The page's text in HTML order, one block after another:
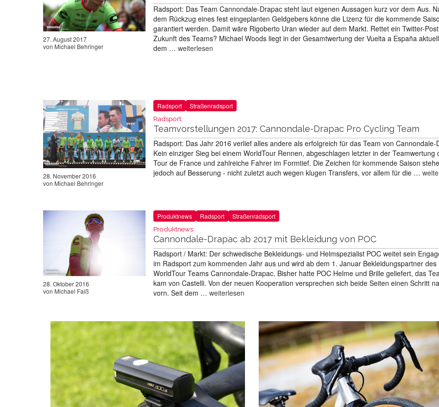
27. August 2017
von Michael Behringer
Radsport: Das Team Cannondale-Drapac steht laut eigenen Aussagen kurz vor dem Aus.
dem Rückzug eines fest eingeplanten Geldgebers könne die Lizenz für die kommende
garantiert werden. Damit wäre Rigoberto Uran wieder auf dem Markt. Rettet ein Twitter-
Zukunft des Teams? Michael Woods liegt in der Gesamtwertung der Vuelta a España
dem … weiterlesen
28. November 2016
von Michael Behringer
Radsport Straßenradsport
Radsport:
Teamvorstellungen 2017: Cannondale-Drapac Pro Cycling Team
Radsport: Das Jahr 2016 verlief alles andere als erfolgreich für das Team von Cannondale-
Kein einziger Sieg bei einem WorldTour Rennen, abgeschlagen letzter in der Teamwertung
Tour de France und zahlreiche Fahrer im Formtief. Die Zeichen für kommende Saison
jedoch auf Besserung - nicht zuletzt auch wegen klugen Transfers, vor allem für die …
28. Oktober 2016
von Michael Faiß
Produktnews Radsport Straßenradsport
Produktnews:
Cannondale-Drapac ab 2017 mit Bekleidung von POC
Radsport / Markt: Der schwedische Bekleidungs- und Helmspezialist POC weitet sein
im Radsport zum kommenden Jahr aus und wird ab dem 1. Januar Bekleidungspartner des
WorldTour Teams Cannondale-Drapac. Bisher hatte POC Helme und Brille geliefert, das
kam von Castelli. Von der neuen Kooperation versprechen sich beide Seiten einen Schritt
vorn. Seit dem … weiterlesen